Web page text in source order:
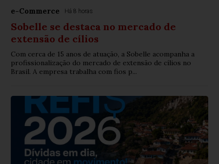
e-Commerce Há 8 horas
Sobelle se destaca no mercado de
extensão de cílios
Com cerca de 15 anos de atuação, a Sobelle acompanha a
profissionalização do mercado de extensão de cílios no
Brasil. A empresa trabalha com fios p...